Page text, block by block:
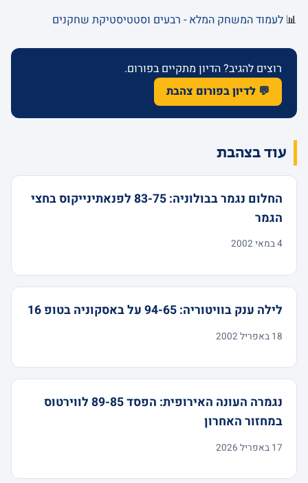
📊 לעמוד המשחק המלא - רבעים וסטטיסטיקת שחקנים
רוצים להגיב? הדיון מתקיים בפורום.
💬 לדיון בפורום צהבת
עוד בצהבת
החלום נגמר בבולוניה: 83-75 לפנאתינייקוס בחצי
הגמר
4 במאי 2002
לילה ענק בוויטוריה: 94-65 על באסקוניה בטופ 16
18 באפריל 2002
נגמרה העונה האירופית: הפסד 89-85 לווירטוס
במחזור האחרון
17 באפריל 2026